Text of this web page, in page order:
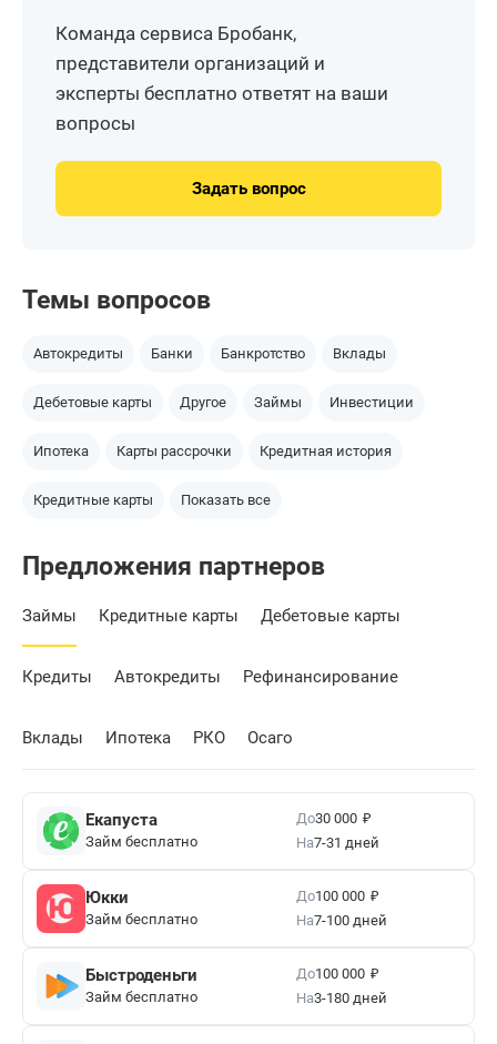
Команда сервиса Бробанк,
представители организаций и
эксперты бесплатно ответят на ваши
вопросы
Задать вопрос
Темы вопросов
Автокредиты Банки Банкротство Вклады
Дебетовые карты Другое Займы Инвестиции
Ипотека Карты рассрочки Кредитная история
Кредитные карты Показать все
Предложения партнеров
Займы Кредитные карты Дебетовые карты
Кредиты Автокредиты Рефинансирование
Вклады Ипотека РКО Осаго
Екапуста
Займ бесплатно
До30 000 ₽
На7-31 дней
Юкки
Займ бесплатно
До100 000 ₽
На7-100 дней
Быстроденьги
Займ бесплатно
До100 000 ₽
На3-180 дней